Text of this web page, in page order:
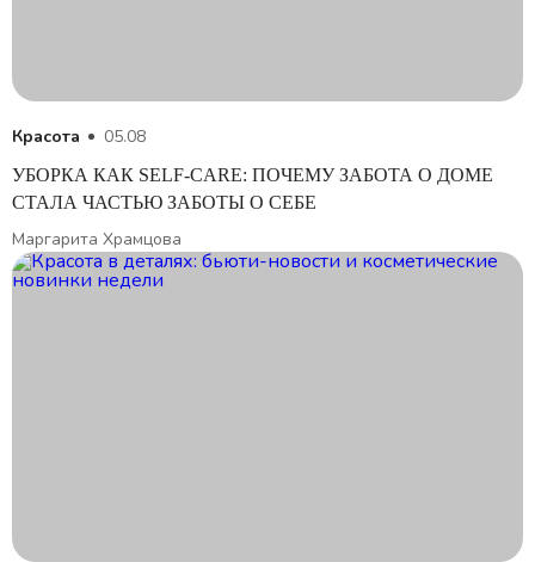
Красота 05.08
УБОРКА КАК SELF-CARE: ПОЧЕМУ ЗАБОТА О ДОМЕ
СТАЛА ЧАСТЬЮ ЗАБОТЫ О СЕБЕ
Маргарита Храмцова